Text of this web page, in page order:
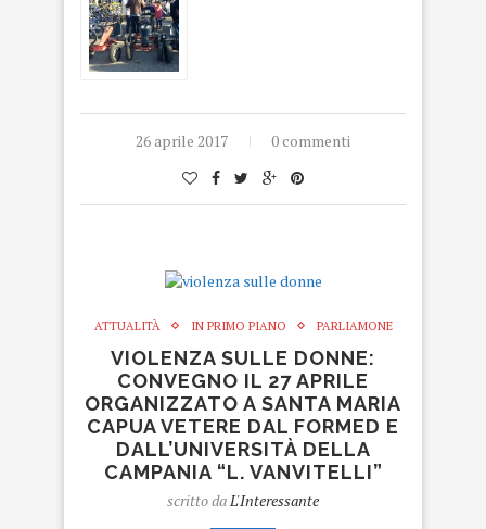
26 aprile 2017 0 commenti
ATTUALITÀ IN PRIMO PIANO PARLIAMONE
VIOLENZA SULLE DONNE:
CONVEGNO IL 27 APRILE
ORGANIZZATO A SANTA MARIA
CAPUA VETERE DAL FORMED E
DALL’UNIVERSITÀ DELLA
CAMPANIA “L. VANVITELLI”
scritto da L'Interessante